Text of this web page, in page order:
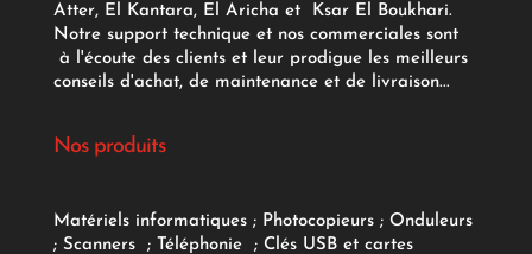
Atter, El Kantara, El Aricha et Ksar El Boukhari.
Notre support technique et nos commerciales sont
à l'écoute des clients et leur prodigue les meilleurs
conseils d'achat, de maintenance et de livraison...
Nos produits
Matériels informatiques; Photocopieurs; Onduleurs
; Scanners ; Téléphonie ; Clés USB et cartes